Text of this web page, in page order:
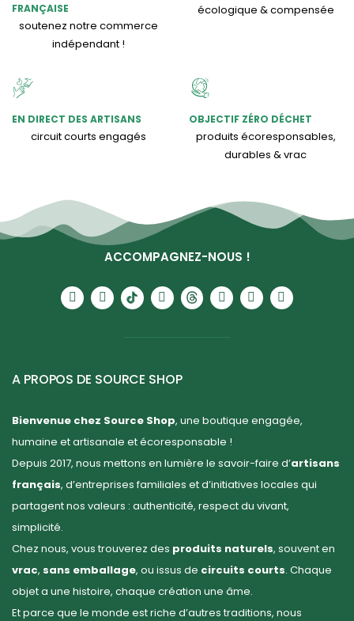
FRANÇAISE
soutenez notre commerce
indépendant !
écologique & compensée
EN DIRECT DES ARTISANS
circuit courts engagés
OBJECTIF ZÉRO DÉCHET
produits écoresponsables,
durables & vrac
ACCOMPAGNEZ-NOUS !
A PROPOS DE SOURCE SHOP
Bienvenue chez Source Shop, une boutique engagée,
humaine et artisanale et écoresponsable !
Depuis 2017, nous mettons en lumière le savoir-faire d’artisans
français, d’entreprises familiales et d’initiatives locales qui
partagent nos valeurs : authenticité, respect du vivant,
simplicité.
Chez nous, vous trouverez des produits naturels, souvent en
vrac, sans emballage, ou issus de circuits courts. Chaque
objet a une histoire, chaque création une âme.
Et parce que le monde est riche d’autres traditions, nous